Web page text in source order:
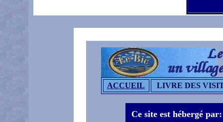
ACCUEIL LIVRE DES
Ce site est hébergé par: